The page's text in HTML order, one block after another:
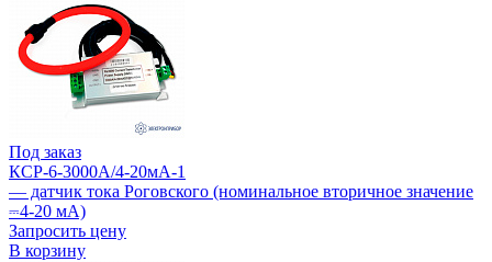
Под заказ
КСР-6-3000А/4-20мА-1
— датчик тока Роговского (номинальное вторичное значение
⎓4-20 мА)
Запросить цену
В корзину